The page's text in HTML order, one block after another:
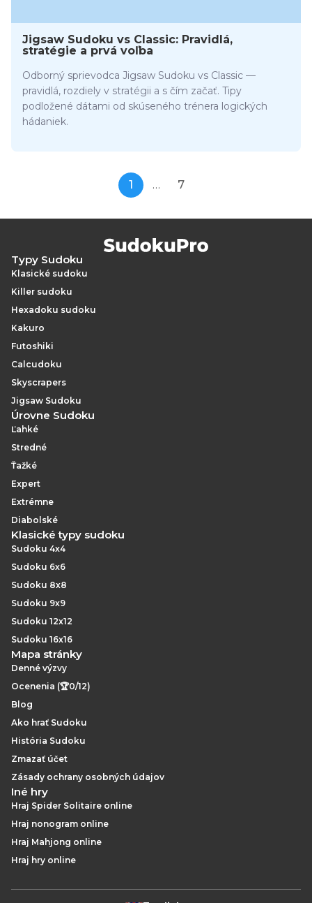
Jigsaw Sudoku vs Classic: Pravidlá,
stratégie a prvá voľba
Odborný sprievodca Jigsaw Sudoku vs Classic —
pravidlá, rozdiely v stratégii a s čím začať. Tipy
podložené dátami od skúseného trénera logických
hádaniek.
1 … 7
Typy Sudoku
Klasické sudoku
Killer sudoku
Hexadoku sudoku
Kakuro
Futoshiki
Calcudoku
Skyscrapers
Jigsaw Sudoku
Úrovne Sudoku
Ľahké
Stredné
Ťažké
Expert
Extrémne
Diabolské
Klasické typy sudoku
Sudoku 4x4
Sudoku 6x6
Sudoku 8x8
Sudoku 9x9
Sudoku 12x12
Sudoku 16x16
Mapa stránky
Denné výzvy
Ocenenia (🏆0/12)
Blog
Ako hrať Sudoku
História Sudoku
Zmazať účet
Zásady ochrany osobných údajov
Iné hry
Hraj Spider Solitaire online
Hraj nonogram online
Hraj Mahjong online
Hraj hry online